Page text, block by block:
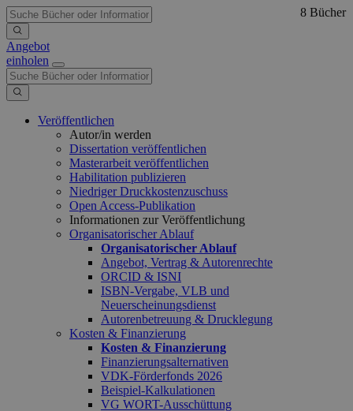
Angebot
einholen
Veröffentlichen
Autor/in werden
Dissertation veröffentlichen
Masterarbeit veröffentlichen
Habilitation publizieren
Niedriger Druckkostenzuschuss
Open Access-Publikation
Informationen zur Veröffentlichung
Organisatorischer Ablauf
Organisatorischer Ablauf
Angebot, Vertrag & Autorenrechte
ORCID & ISNI
ISBN-Vergabe, VLB und
Neuerscheinungsdienst
Autorenbetreuung & Drucklegung
Kosten & Finanzierung
Kosten & Finanzierung
Finanzierungsalternativen
VDK-Förderfonds 2026
Beispiel-Kalkulationen
VG WORT-Ausschüttung
8 Bücher